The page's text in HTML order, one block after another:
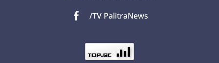
/TV PalitraNews